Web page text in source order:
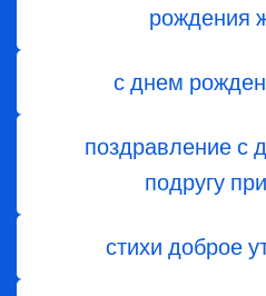
рождения
с днем
поздравление с
подругу
стихи доброе